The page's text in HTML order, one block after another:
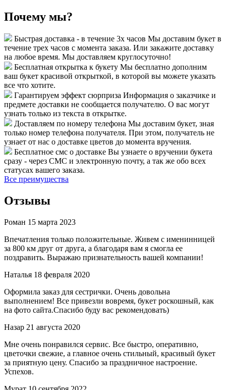
Почему мы?
Быстрая доставка - в течение 3х часов Мы доставим букет в
течение трех часов с момента заказа. Или закажите доставку
на любое время. Мы доставляем круглосуточно!
Бесплатная открытка к букету Мы бесплатно дополним
ваш букет красивой открыткой, в которой вы можете указать
все что хотите.
Гарантируем эффект сюрприза Информация о заказчике и
предмете доставки не сообщается получателю. О вас могут
узнать только из текста в открытке.
Доставляем по номеру телефона Мы доставим букет, зная
только номер телефона получателя. При этом, получатель не
узнает от нас о доставке цветов до момента вручения.
Бесплатное смс о доставке Вы узнаете о вручении букета
сразу - через СМС и электронную почту, а так же обо всех
статусах вашего заказа.
Все преимущества
Отзывы
Роман 15 марта 2023
Впечатления только положительные. Живем с именинницей
за 800 км друг от друга, а благодаря вам я смогла ее
поздравить. Выражаю признательность вашей компании!
Наталья 18 февраля 2020
Оформила заказ для сестрички. Очень довольна
выполнением! Все привезли вовремя, букет роскошный, как
на фото сайта.Спасибо буду вас рекомендовать)
Назар 21 августа 2020
Мне очень понравился сервис. Все быстро, оперативно,
цветочки свежие, а главное очень стильный, красивый букет
за приятную цену. Спасибо за праздничное настроение.
Успехов.